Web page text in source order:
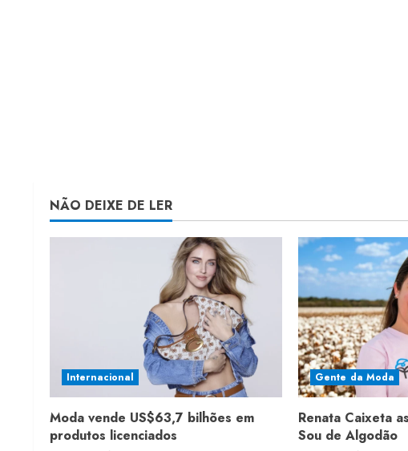
NÃO DEIXE DE LER
Internacional
Moda vende US$63,7 bilhões em
produtos licenciados
Gente da Moda
Renata Caixeta
Sou de Algodão